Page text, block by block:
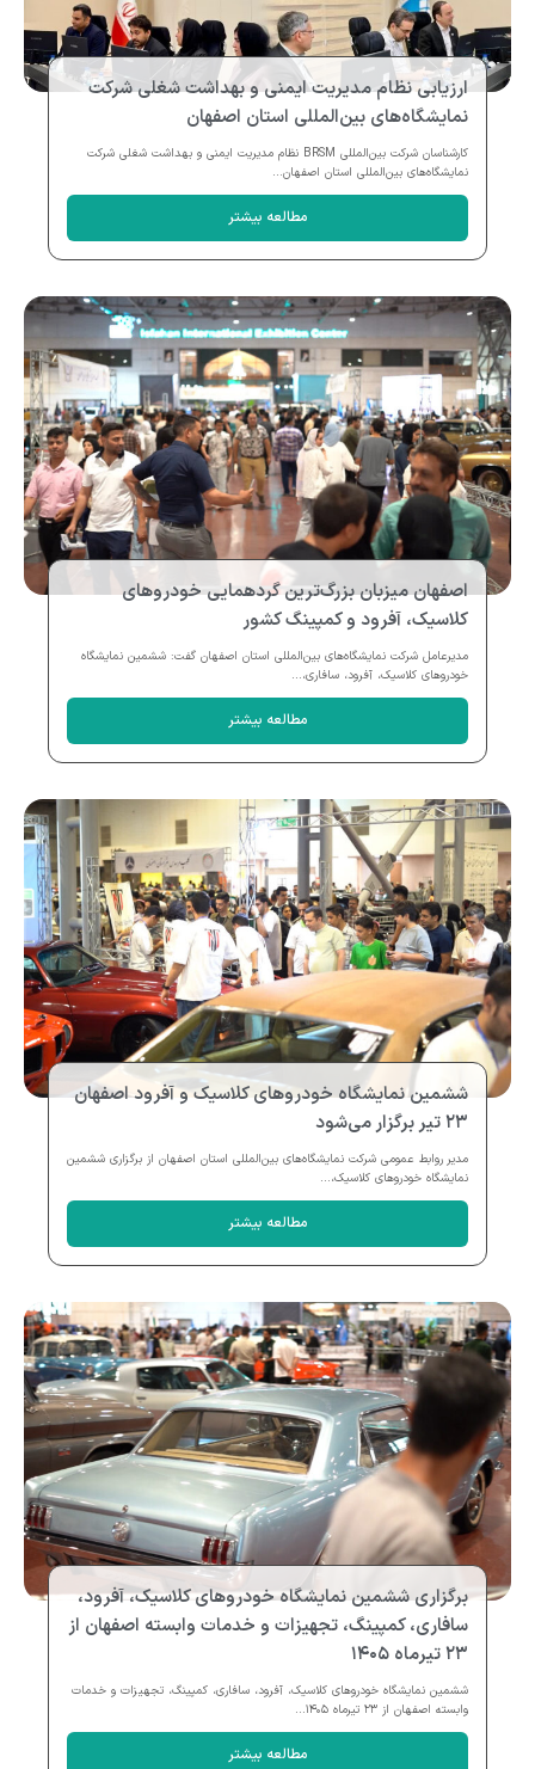
ارزیابی نظام مدیریت ایمنی و بهداشت شغلی شرکت
نمایشگاه‌های بین‌المللی استان اصفهان
کارشناسان شرکت بین‌المللی BRSM نظام مدیریت ایمنی و بهداشت شغلی شرکت
نمایشگاه‌های بین‌المللی استان اصفهان...
مطالعه بیشتر
اصفهان میزبان بزرگ‌ترین گردهمایی خودروهای
کلاسیک، آفرود و کمپینگ کشور
مدیرعامل شرکت نمایشگاه‌های بین‌المللی استان اصفهان گفت: ششمین نمایشگاه
خودروهای کلاسیک، آفرود، سافاری،...
مطالعه بیشتر
ششمین نمایشگاه خودروهای کلاسیک و آفرود اصفهان
۲۳ تیر برگزار می‌شود
مدیر روابط عمومی شرکت نمایشگاه‌های بین‌المللی استان اصفهان از برگزاری ششمین
نمایشگاه خودروهای کلاسیک،...
مطالعه بیشتر
برگزاری ششمین نمایشگاه خودروهای کلاسیک، آفرود،
سافاری، کمپینگ، تجهیزات و خدمات وابسته اصفهان از
۲۳ تیرماه ۱۴۰۵
ششمین نمایشگاه خودروهای کلاسیک، آفرود، سافاری، کمپینگ، تجهیزات و خدمات
وابسته اصفهان از ۲۳ تیرماه ۱۴۰۵...
مطالعه بیشتر